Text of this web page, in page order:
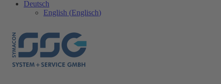
Deutsch
English (Englisch)